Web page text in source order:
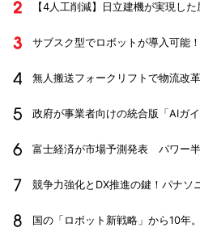
【4人工削減】日立建機が実現し
サブスク型でロボットが導入可能
無人搬送フォークリフトで物流改
政府が事業者向けの統合版「AIガ
富士経済が市場予測発表 パワー
競争力強化とDX推進の鍵！パナソ
国の「ロボット新戦略」から10年